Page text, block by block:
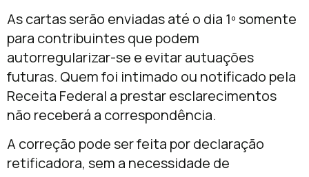
As cartas serão enviadas até o dia 1º somente
para contribuintes que podem
autorregularizar-se e evitar autuações
futuras. Quem foi intimado ou notificado pela
Receita Federal a prestar esclarecimentos
não receberá a correspondência.
A correção pode ser feita por declaração
retificadora, sem a necessidade de